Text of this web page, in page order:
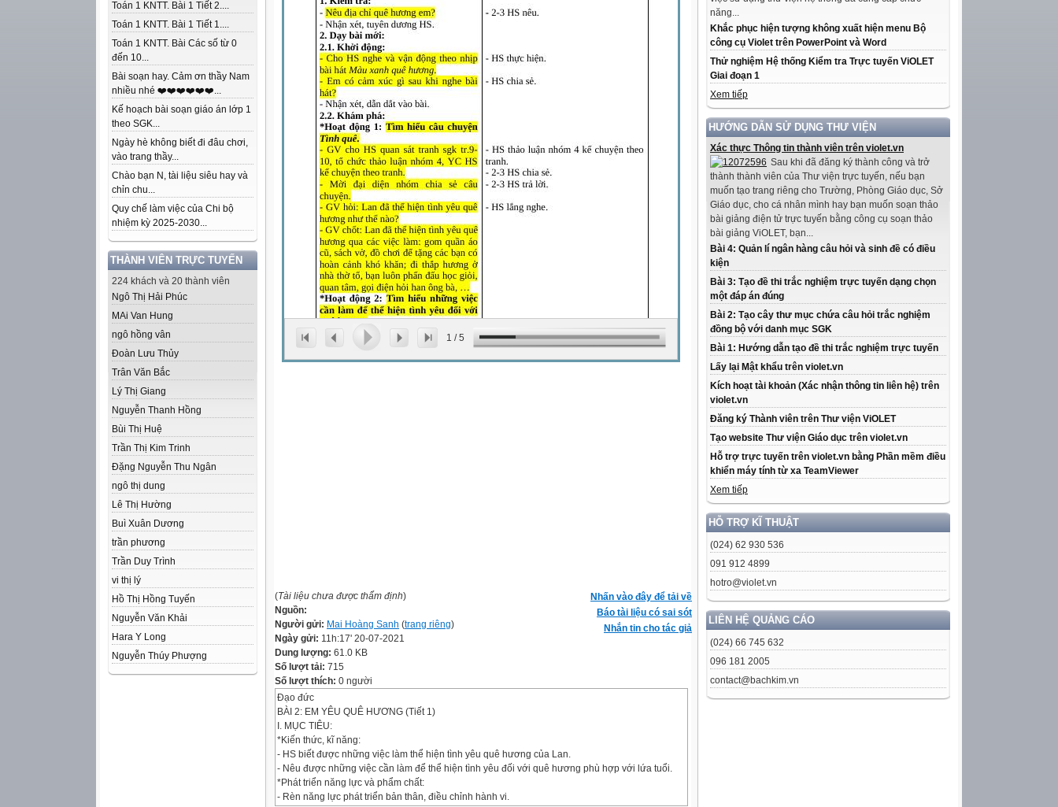
Toán 1 KNTT. Bài 1 Tiết 2....
Toán 1 KNTT. Bài 1 Tiết 1....
Toán 1 KNTT. Bài Các số từ 0
đến 10...
Bài soạn hay. Cảm ơn thầy Nam
nhiều nhé ❤️❤️❤️❤️❤️❤️...
Kế hoạch bài soạn giáo án lớp 1
theo SGK...
Ngày hè không biết đi đâu chơi,
vào trang thầy...
Chào bạn N, tài liệu siêu hay và
chỉn chu...
Quy chế làm việc của Chi bộ
nhiệm kỳ 2025-2030...
THÀNH VIÊN TRỰC TUYẾN
224 khách và 20 thành viên
Ngô Thị Hải Phúc
MAi Van Hung
ngô hồng vân
Đoàn Lưu Thủy
Trân Văn Bắc
Lý Thị Giang
Nguyễn Thanh Hồng
Bùi Thị Huệ
Trần Thị Kim Trinh
Đặng Nguyễn Thu Ngân
ngô thị dung
Lê Thị Hường
Buì Xuân Dương
trần phương
Trần Duy Trình
vi thị lý
Hồ Thị Hồng Tuyến
Nguyễn Văn Khải
Hara Y Long
Nguyễn Thúy Phượng
năng...
Khắc phục hiện tượng không xuất hiện menu Bộ
công cụ Violet trên PowerPoint và Word
Thử nghiệm Hệ thống Kiểm tra Trực tuyến ViOLET
Giai đoạn 1
Xem tiếp
HƯỚNG DẪN SỬ DỤNG THƯ VIỆN
Xác thực Thông tin thành viên trên violet.vn
Sau khi đã đăng ký thành công và trở
thành thành viên của Thư viện trực tuyến, nếu bạn
muốn tạo trang riêng cho Trường, Phòng Giáo dục, Sở
Giáo dục, cho cá nhân mình hay bạn muốn soạn thảo
bài giảng điện tử trực tuyến bằng công cụ soạn thảo
bài giảng ViOLET, bạn...
Bài 4: Quản lí ngân hàng câu hỏi và sinh đề có điều
kiện
Bài 3: Tạo đề thi trắc nghiệm trực tuyến dạng chọn
một đáp án đúng
Bài 2: Tạo cây thư mục chứa câu hỏi trắc nghiệm
đồng bộ với danh mục SGK
Bài 1: Hướng dẫn tạo đề thi trắc nghiệm trực tuyến
Lấy lại Mật khẩu trên violet.vn
Kích hoạt tài khoản (Xác nhận thông tin liên hệ) trên
violet.vn
Đăng ký Thành viên trên Thư viện ViOLET
Tạo website Thư viện Giáo dục trên violet.vn
Hỗ trợ trực tuyến trên violet.vn bằng Phần mềm điều
khiển máy tính từ xa TeamViewer
Xem tiếp
HỖ TRỢ KĨ THUẬT
(024) 62 930 536
091 912 4899
hotro@violet.vn
LIÊN HỆ QUẢNG CÁO
(024) 66 745 632
096 181 2005
contact@bachkim.vn
1 /5
Nhấn vào đây để tải về
Báo tài liệu có sai sót
Nhắn tin cho tác giả
(Tài liệu chưa được thẩm định)
Nguồn:
Người gửi: Mai Hoàng Sanh (trang riêng)
Ngày gửi: 11h:17' 20-07-2021
Dung lượng: 61.0 KB
Số lượt tải: 715
Số lượt thích: 0 người
Đạo đức
BÀI 2: EM YÊU QUÊ HƯƠNG (Tiết 1)
I. MỤC TIÊU:
*Kiến thức, kĩ năng:
- HS biết được những việc làm thể hiện tình yêu quê hương của Lan.
- Nêu được những việc cần làm để thể hiện tình yêu đối với quê hương phù hợp với lứa tuổi.
*Phát triển năng lực và phẩm chất:
- Rèn năng lực phát triển bản thân, điều chỉnh hành vi.